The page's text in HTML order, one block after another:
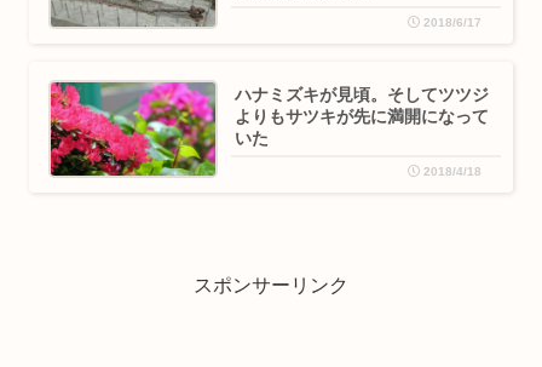
2018/6/17
ハナミズキが見頃。そしてツツジ
よりもサツキが先に満開になって
いた
2018/4/18
スポンサーリンク